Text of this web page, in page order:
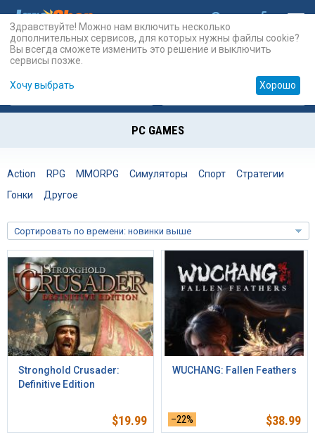
Карты Prepaid
PC GAMES
Action RPG MMORPG Симуляторы Спорт
Стратегии
Гонки
Другое
Сортировать по времени: новинки выше
Stronghold Crusader:
Definitive Edition
$19.99
WUCHANG: Fallen Feathers
–22% $38.99
Здравствуйте! Можно нам включить несколько
дополнительных сервисов, для которых нужны файлы cookie?
Вы всегда сможете изменить это решение и выключить
сервисы позже.
Хочу выбрать Хорошо